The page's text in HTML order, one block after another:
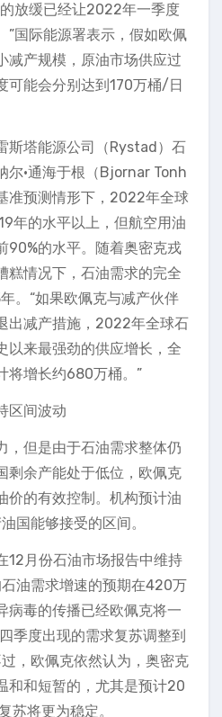
放缓已经让2022年一季度
”国际能源署表示，假如欧佩
减产规模，原油市场供应过
可能会分别达到170万桶/日
斯塔能源公司（Rystad）石
尔•通海于根（Bjornar Tonh
准预测情形下，2022年全球
年的水平以上，但航空用油
90%的水平。随着奥密克戎
糕情况下，石油需求的完全
。“如果欧佩克与减产伙伴
出减产措施，2022年全球石
以来最强劲的供应增长，全
将增长约680万桶。”
区间波动
，但是由于石油需求整体仍
剩余产能处于低位，欧佩克
价的有效控制。机构预计油
国能够接受的区间。
12月份石油市场报告中维持
油需求增速的预期在420万
病毒的传播已经欧佩克将一
季度出现的需求复苏调整到
，欧佩克依然认为，奥密克
和和短暂的，尤其是预计20
苏将更为稳定。